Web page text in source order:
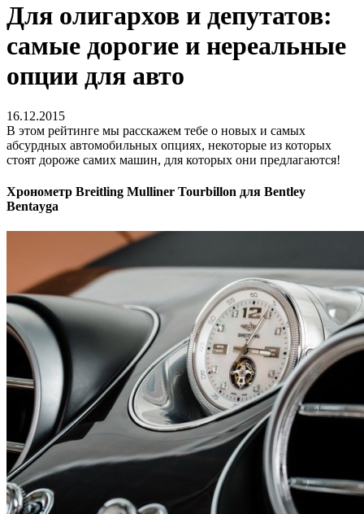
Для олигархов и депутатов:
самые дорогие и нереальные
опции для авто
16.12.2015
В этом рейтинге мы расскажем тебе о новых и самых
абсурдных автомобильных опциях, некоторые из которых
стоят дороже самих машин, для которых они предлагаются!
Хронометр Breitling Mulliner Tourbillon для Bentley
Bentayga